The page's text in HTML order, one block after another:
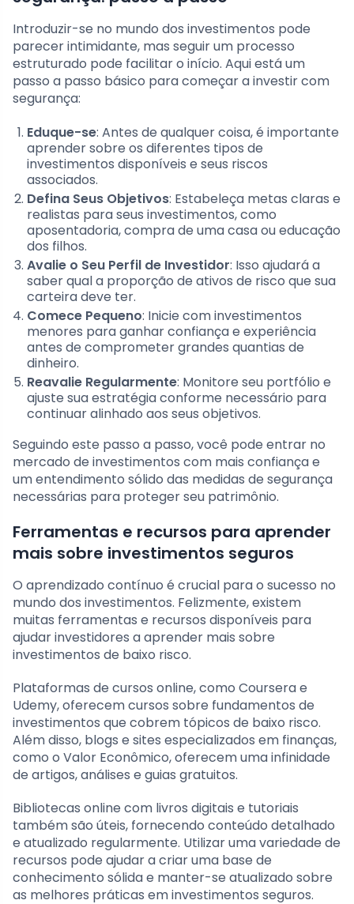
Introduzir-se no mundo dos investimentos pode
parecer intimidante, mas seguir um processo
estruturado pode facilitar o início. Aqui está um
passo a passo básico para começar a investir com
segurança:
Eduque-se: Antes de qualquer coisa, é importante
aprender sobre os diferentes tipos de
investimentos disponíveis e seus riscos
associados.
Defina Seus Objetivos: Estabeleça metas claras e
realistas para seus investimentos, como
aposentadoria, compra de uma casa ou educação
dos filhos.
Avalie o Seu Perfil de Investidor: Isso ajudará a
saber qual a proporção de ativos de risco que sua
carteira deve ter.
Comece Pequeno: Inicie com investimentos
menores para ganhar confiança e experiência
antes de comprometer grandes quantias de
dinheiro.
Reavalie Regularmente: Monitore seu portfólio e
ajuste sua estratégia conforme necessário para
continuar alinhado aos seus objetivos.
Seguindo este passo a passo, você pode entrar no
mercado de investimentos com mais confiança e
um entendimento sólido das medidas de segurança
necessárias para proteger seu patrimônio.
Ferramentas e recursos para aprender
mais sobre investimentos seguros
O aprendizado contínuo é crucial para o sucesso no
mundo dos investimentos. Felizmente, existem
muitas ferramentas e recursos disponíveis para
ajudar investidores a aprender mais sobre
investimentos de baixo risco.
Plataformas de cursos online, como Coursera e
Udemy, oferecem cursos sobre fundamentos de
investimentos que cobrem tópicos de baixo risco.
Além disso, blogs e sites especializados em finanças,
como o Valor Econômico, oferecem uma infinidade
de artigos, análises e guias gratuitos.
Bibliotecas online com livros digitais e tutoriais
também são úteis, fornecendo conteúdo detalhado
e atualizado regularmente. Utilizar uma variedade de
recursos pode ajudar a criar uma base de
conhecimento sólida e manter-se atualizado sobre
as melhores práticas em investimentos seguros.